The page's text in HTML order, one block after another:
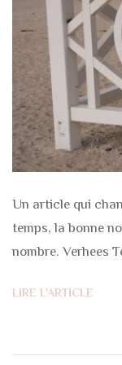
Un article qui
temps, la bonne
nombre. Verhees
LIRE L'ARTICLE